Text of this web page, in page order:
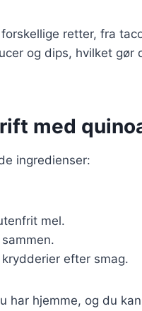
retter, fra
og dips, hvilket gør
med
ingredienser:
mel.
efter smag.
har hjemme, og du